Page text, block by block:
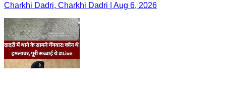
Charkhi Dadri, Charkhi Dadri | Aug 6, 2026